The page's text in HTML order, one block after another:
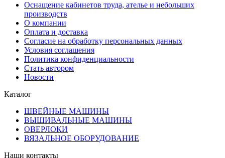
Оснащение кабинетов труда, ателье и небольших
производств
О компании
Оплата и доставка
Согласие на обработку персональных данных
Условия соглашения
Политика конфиденциальности
Стать автором
Новости
Каталог
ШВЕЙНЫЕ МАШИНЫ
ВЫШИВАЛЬНЫЕ МАШИНЫ
ОВЕРЛОКИ
ВЯЗАЛЬНОЕ ОБОРУДОВАНИЕ
Наши контакты